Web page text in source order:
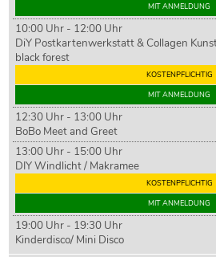
MIT ANMELDUNG
10:00 Uhr - 12:00 Uhr
DiY Postkartenwerkstatt & Collagen
black forest
KOSTENPFLICHTIG
MIT ANMELDUNG
12:30 Uhr - 13:00 Uhr
BoBo Meet and Greet
13:00 Uhr - 15:00 Uhr
DIY Windlicht / Makramee
KOSTENPFLICHTIG
MIT ANMELDUNG
19:00 Uhr - 19:30 Uhr
Kinderdisco/ Mini Disco